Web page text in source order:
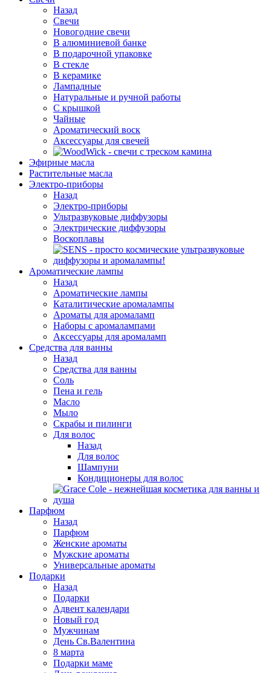
Назад
Свечи
Новогодние свечи
В алюминиевой банке
В подарочной упаковке
В стекле
В керамике
Лампадные
Натуральные и ручной работы
С крышкой
Чайные
Ароматический воск
Аксессуары для свечей
Эфирные масла
Растительные масла
Электро-приборы
Назад
Электро-приборы
Ультразвуковые диффузоры
Электрические диффузоры
Воскоплавы
Ароматические лампы
Назад
Ароматические лампы
Каталитические аромалампы
Ароматы для аромаламп
Наборы с аромалампами
Аксессуары для аромаламп
Средства для ванны
Назад
Средства для ванны
Соль
Пена и гель
Масло
Мыло
Скрабы и пилинги
Для волос
Назад
Для волос
Шампуни
Кондиционеры для волос
Парфюм
Назад
Парфюм
Женские ароматы
Мужские ароматы
Универсальные ароматы
Подарки
Назад
Подарки
Адвент календари
Новый год
Мужчинам
День Св.Валентина
8 марта
Подарки маме